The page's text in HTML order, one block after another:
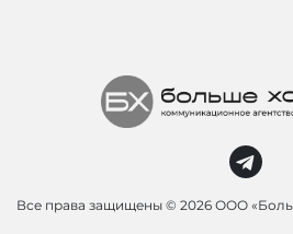
Все права защищены © 2026 ООО